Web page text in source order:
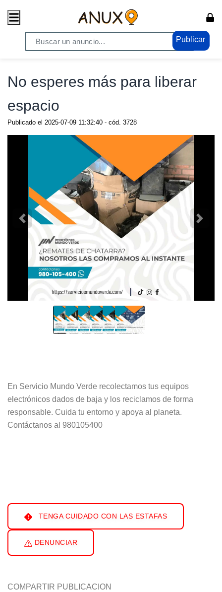
Publicar
/ Electrónicos - Video / Cámaras y accesorios
No esperes más para liberar
espacio
Publicado el 2025-07-09 11:32:40 - cód. 3728
En Servicio Mundo Verde recolectamos tus equipos
electrónicos dados de baja y los reciclamos de forma
responsable. Cuida tu entorno y apoya al planeta.
Contáctanos al 980105400
TENGA CUIDADO CON LAS ESTAFAS
DENUNCIAR
COMPARTIR PUBLICACION